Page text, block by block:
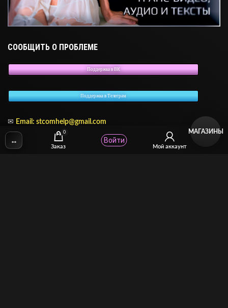
СООБЩИТЬ О ПРОБЛЕМЕ
Поддержка в ВК
Поддержка в Телеграм
✉ Email: stcomhelp@gmail.com
↔
0
Заказ Мой аккаунт
Войти
МАГАЗИНЫ